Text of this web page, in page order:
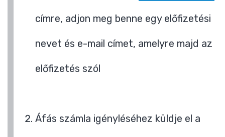
címre, adjon meg benne egy előfizetési
nevet és e-mail címet, amelyre majd az
előfizetés szól
Áfás számla igényléséhez küldje el a